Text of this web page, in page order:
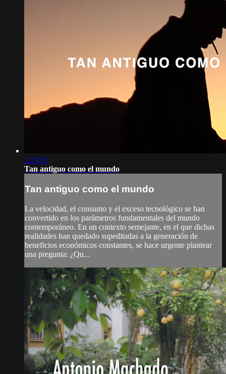
1:23:51
Tan antiguo como el mundo
Tan antiguo como el mundo
La velocidad, el consumo y el exceso tecnológico se han
convertido en los parámetros fundamentales del mundo
contemporáneo. En un contexto semejante, en el que dichas
realidades han quedado supeditadas a la generación de
beneficios económicos constantes, se hace urgente plantear
una pregunta: ¿Qu...